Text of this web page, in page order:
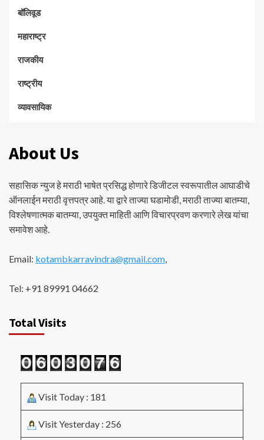
बॉलिवूड
महाराष्ट्र
राजकीय
राष्ट्रीय
व्यावसायिक
About Us
सहासिक न्युज हे मराठी भाषेत प्रसिद्ध होणारे डिजीटल स्वरूपातील आघाडीचे
ऑनलाईन मराठी वृत्तपत्र आहे. या द्वारे ताज्या घडामोडी, मराठी ताज्या बातम्या,
विश्लेषणात्मक बातम्या, उपयुक्त माहिती आणि विचारप्रवण करणारे लेख यांचा
समावेश आहे.
Email: kotambkarravindra@gmail.com,
Tel: +91 89991 04662
Total Visits
Visit Today : 181
Visit Yesterday : 256